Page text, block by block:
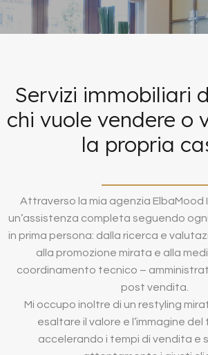
Servizi immobiliari
chi vuole vendere o
la propria
Attraverso la mia agenzia ElbaMood
un’assistenza completa seguendo
in prima persona: dalla ricerca e
alla promozione mirata e alla
coordinamento tecnico –
post vendita.
Mi occupo inoltre di un restyling
esaltare il valore e l’immagine del
accelerando i tempi di vendita e